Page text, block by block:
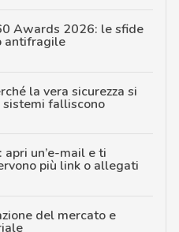
Awards 2026: le sfide
antifragile
la vera sicurezza si
falliscono
un’e-mail e ti
più link o allegati
del mercato e